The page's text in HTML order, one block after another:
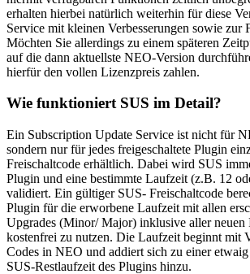
erhalten hierbei natürlich weiterhin für diese
Service mit kleinen Verbesserungen sowie zur
Möchten Sie allerdings zu einem späteren
auf die dann aktuellste NEO-Version
hierfür den vollen Lizenzpreis zahlen.
Wie funktioniert SUS im Detail?
Ein Subscription Update Service ist nicht für
sondern nur für jedes freigeschaltete Plugin
Freischaltcode erhältlich. Dabei wird SUS
Plugin und eine bestimmte Laufzeit (z.B. 12
validiert. Ein gültiger SUS- Freischaltcode
Plugin für die erworbene Laufzeit mit allen
Upgrades (Minor/ Major) inklusive aller neuen
kostenfrei zu nutzen. Die Laufzeit beginnt mit
Codes in NEO und addiert sich zu einer
SUS-Restlaufzeit des Plugins hinzu.